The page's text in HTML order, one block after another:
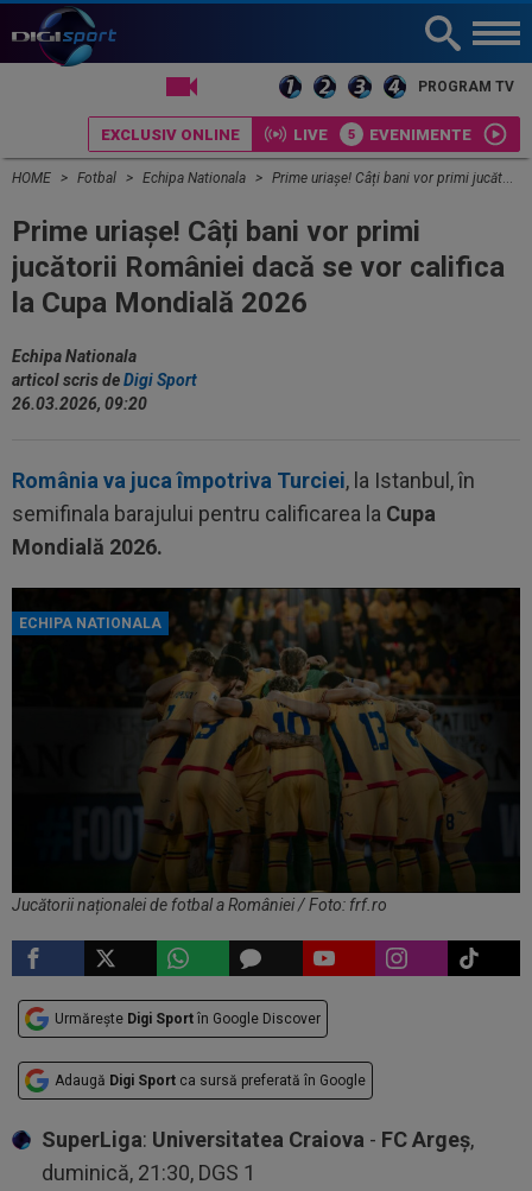
PROGRAM TV
EXCLUSIV ONLINE LIVE EVENIMENTE
HOME Fotbal Echipa Nationala Prime uriașe! Câți bani vor primi jucătorii României dacă se vor califica la Cupa Mondială 2026
Prime uriașe! Câți bani vor primi
jucătorii României dacă se vor califica
la Cupa Mondială 2026
Echipa Nationala
articol scris deDigi Sport
26.03.2026, 09:20
România va juca împotriva Turciei, la Istanbul, în
semifinala barajului pentru calificarea la Cupa
Mondială 2026.
ECHIPA NATIONALA
Jucătorii naționalei de fotbal a României / Foto: frf.ro
Urmărește Digi Sport în Google Discover
Adaugă Digi Sport ca sursă preferată în Google
SuperLiga: Universitatea Craiova - FC Argeș,
duminică, 21:30, DGS 1